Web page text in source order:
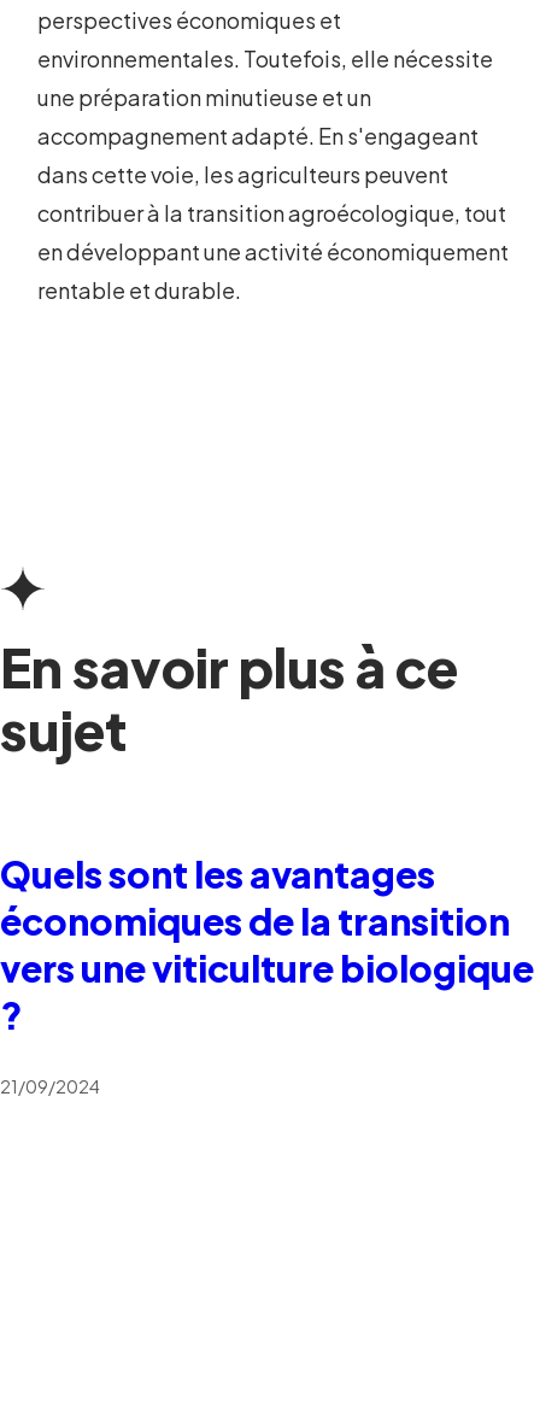
perspectives économiques et
environnementales. Toutefois, elle nécessite
une préparation minutieuse et un
accompagnement adapté. En s'engageant
dans cette voie, les agriculteurs peuvent
contribuer à la transition agroécologique, tout
en développant une activité économiquement
rentable et durable.
En savoir plus à ce
sujet
Quels sont les avantages
économiques de la transition
vers une viticulture biologique
?
21/09/2024